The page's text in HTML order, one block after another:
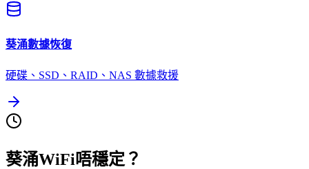
葵涌數據恢復
硬碟、SSD、RAID、NAS 數據救援
葵涌WiFi唔穩定？